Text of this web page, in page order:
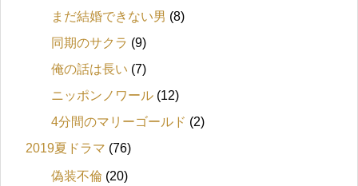
まだ結婚できない男 (8)
同期のサクラ (9)
俺の話は長い (7)
ニッポンノワール (12)
4分間のマリーゴールド (2)
2019夏ドラマ (76)
偽装不倫 (20)